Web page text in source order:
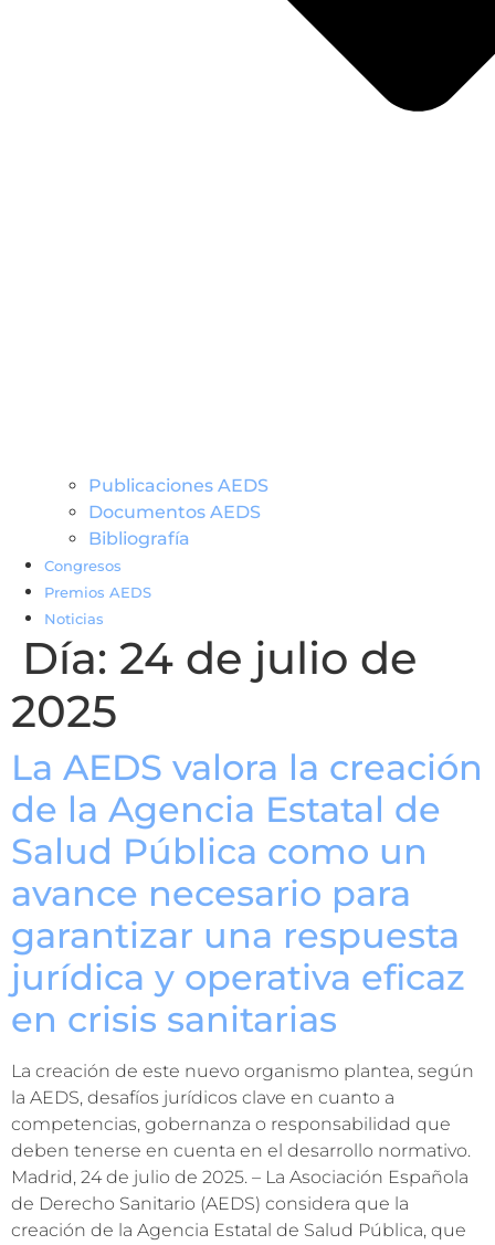
Publicaciones AEDS
Documentos AEDS
Bibliografía
Congresos
Premios AEDS
Noticias
Día: 24 de julio de
2025
La AEDS valora la creación
de la Agencia Estatal de
Salud Pública como un
avance necesario para
garantizar una respuesta
jurídica y operativa eficaz
en crisis sanitarias
La creación de este nuevo organismo plantea, según
la AEDS, desafíos jurídicos clave en cuanto a
competencias, gobernanza o responsabilidad que
deben tenerse en cuenta en el desarrollo normativo.
Madrid, 24 de julio de 2025. – La Asociación Española
de Derecho Sanitario (AEDS) considera que la
creación de la Agencia Estatal de Salud Pública, que